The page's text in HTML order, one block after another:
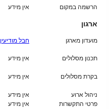
הרשמה במקום
אין מידע
ארגון
מועדון מארגן חבל מודיעין
תכנון מסלולים אין מידע
בקרת מסלולים אין מידע
ניהול ארוע
אין מידע
פרטי התקשרות
אין מידע